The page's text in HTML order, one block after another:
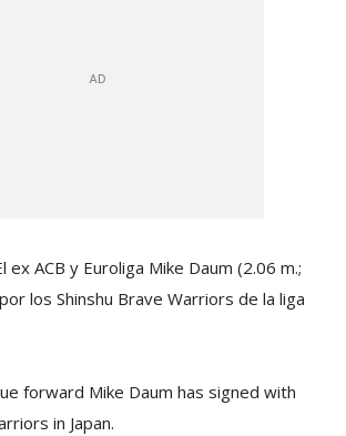
ex ACB y Euroliga Mike Daum (2.06 m.;
los Shinshu Brave Warriors de la liga
forward Mike Daum has signed with
in Japan.